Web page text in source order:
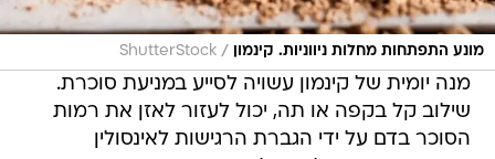
מונע התפתחות מחלות ניווניות. קינמון /
ShutterStock
מנה יומית של קינמון עשויה לסייע במניעת סוכרת.
שילוב קל בקפה או תה, יכול לעזור לאזן את רמות
הסוכר בדם על ידי הגברת הרגישות לאינסולין